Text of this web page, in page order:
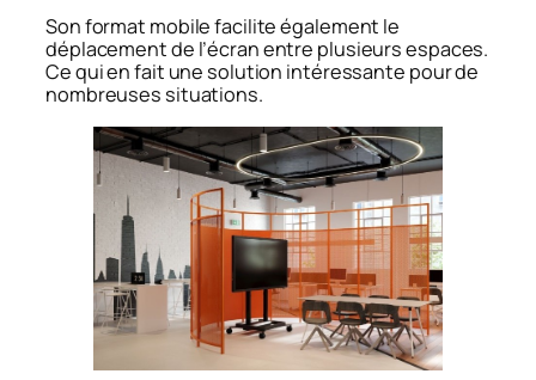
Son format mobile facilite également le
déplacement de l’écran entre plusieurs espaces.
Ce qui en fait une solution intéressante pour de
nombreuses situations.